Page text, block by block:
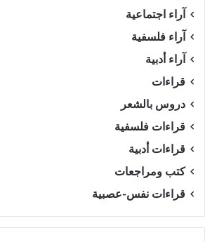
آراء اجتماعية
آراء فلسفية
آراء أدبية
قراءات
دروس بالشعر
قراءات فلسفية
قراءات أدبية
كتب ومراجعات
قراءات نفس-عصبية